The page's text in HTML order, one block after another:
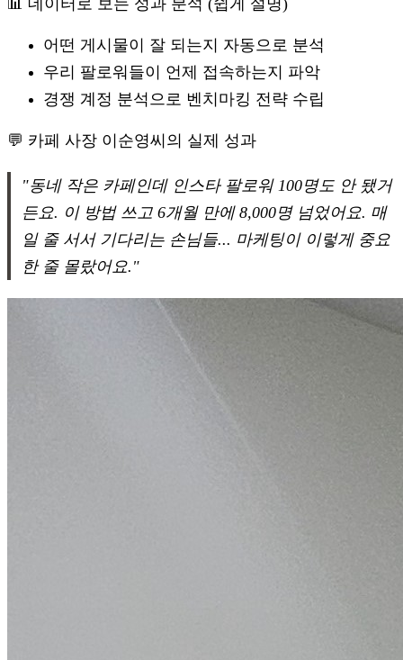
어떤 게시물이 잘 되는지 자동으로 분석
우리 팔로워들이 언제 접속하는지 파악
경쟁 계정 분석으로 벤치마킹 전략 수립
💬 카페 사장 이순영씨의 실제 성과
"동네 작은 카페인데 인스타 팔로워 100명도 안 됐거
든요. 이 방법 쓰고 6개월 만에 8,000명 넘었어요. 매
일 줄 서서 기다리는 손님들... 마케팅이 이렇게 중요
한 줄 몰랐어요."